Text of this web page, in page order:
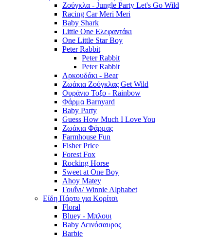
Ζούγκλα - Jungle Party Let's Go Wild
Racing Car Meri Meri
Baby Shark
Little One Ελεφαντάκι
One Little Star Boy
Peter Rabbit
Peter Rabbit
Peter Rabbit
Αρκουδάκι - Bear
Ζωάκια Ζούγκλας Get Wild
Ουράνιο Τοξο - Rainbow
Φάρμα Barnyard
Baby Party
Guess How Much I Love You
Ζωάκια Φάρμας
Farmhouse Fun
Fisher Price
Forest Fox
Rocking Horse
Sweet at One Boy
Ahoy Matey
Γουΐνι/ Winnie Alphabet
Είδη Πάρτυ για Κορίτσι
Floral
Bluey - Μπλουι
Baby Δεινόσαυρος
Barbie